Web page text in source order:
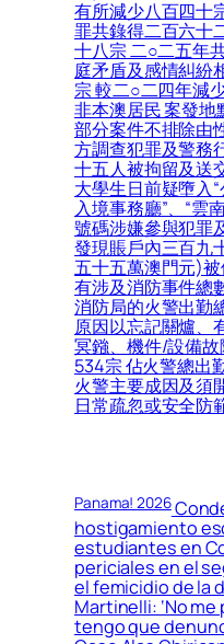
有所減少八百四十
罪共錄得二百六十
十八宗 二○二五年
庭矛盾及感情糾紛
宗 較二○二四年減
非本澳居民 案發
部分案件不排除由
方調查犯罪及警務
十五人被拘留及送
大學生日前疑墮入
入境事務廳”、“雲
號碼涉嫌參與犯罪
發現賬戶內三百九
五十五萬澳門元)
有涉及消防事件總
消防局的火警出勤
原因以忘記關爐、
冥鏹、機件/設備
534宗 佔火警總出
火警主要成因及須
日常疏忽或安全防
Panama! 2026
hostigamiento
estudiantes en
periciales en el
el femicidio de la
Martinelli: ‘No
tengo que